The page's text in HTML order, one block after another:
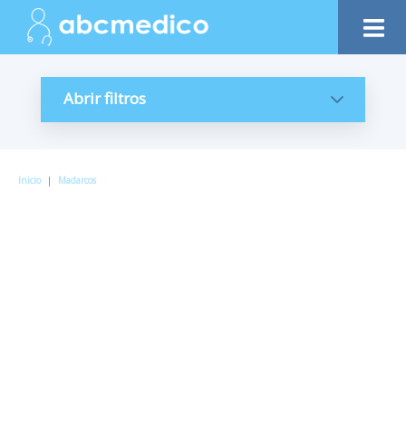
Abrir filtros
Inicio | Madarcos